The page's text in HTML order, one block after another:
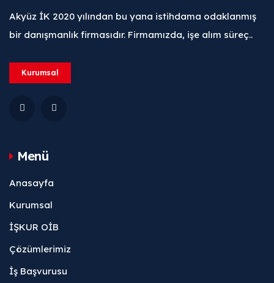
Akyüz İK 2020 yılından bu yana istihdama odaklanmış
bir danışmanlık firmasıdır. Firmamızda, işe alım süreç..
Kurumsal
Menü
Anasayfa
Kurumsal
İŞKUR OİB
Çözümlerimiz
İş Başvurusu